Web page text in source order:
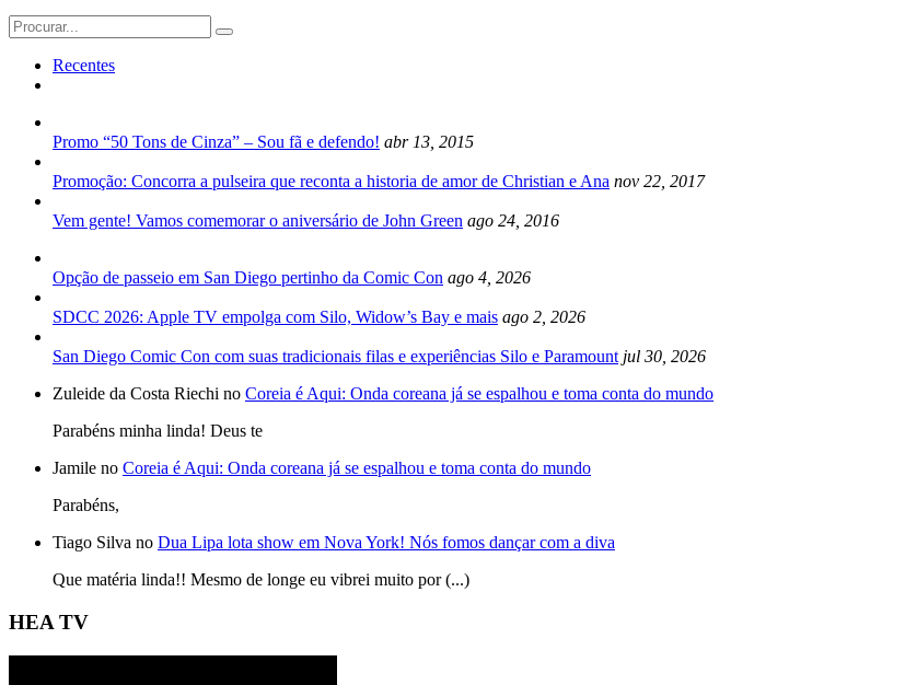
Search
for:
Recentes
Promo “50 Tons de Cinza” – Sou fã e defendo! abr 13, 2015
Promoção: Concorra a pulseira que reconta a historia de amor de Christian e Ana nov 22, 2017
Vem gente! Vamos comemorar o aniversário de John Green ago 24, 2016
Opção de passeio em San Diego pertinho da Comic Con ago 4, 2026
SDCC 2026: Apple TV empolga com Silo, Widow’s Bay e mais ago 2, 2026
San Diego Comic Con com suas tradicionais filas e experiências Silo e Paramount jul 30, 2026
Zuleide da Costa Riechi no Coreia é Aqui: Onda coreana já se espalhou e toma conta do mundo
Parabéns minha linda! Deus te
Jamile no Coreia é Aqui: Onda coreana já se espalhou e toma conta do mundo
Parabéns,
Tiago Silva no Dua Lipa lota show em Nova York! Nós fomos dançar com a diva
Que matéria linda!! Mesmo de longe eu vibrei muito por (...)
HEA TV